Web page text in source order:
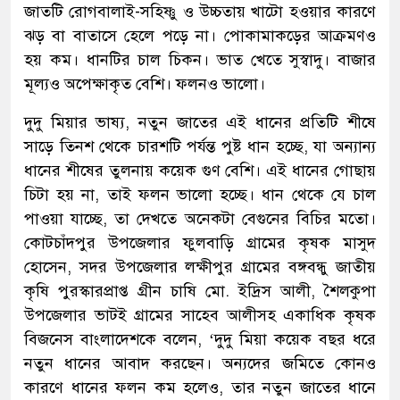
জাতটি রোগবালাই-সহিষ্ণু ও উচ্চতায় খাটো হওয়ার কারণে
ঝড় বা বাতাসে হেলে পড়ে না। পোকামাকড়ের আক্রমণও
হয় কম। ধানটির চাল চিকন। ভাত খেতে সুস্বাদু। বাজার
মূল্যও অপেক্ষাকৃত বেশি। ফলনও ভালো।
দুদু মিয়ার ভাষ্য, নতুন জাতের এই ধানের প্রতিটি শীষে
সাড়ে তিনশ থেকে চারশটি পর্যন্ত পুষ্ট ধান হচ্ছে, যা অন্যান্য
ধানের শীষের তুলনায় কয়েক গুণ বেশি। এই ধানের গোছায়
চিটা হয় না, তাই ফলন ভালো হচ্ছে। ধান থেকে যে চাল
পাওয়া যাচ্ছে, তা দেখতে অনেকটা বেগুনের বিচির মতো।
কোটচাঁদপুর উপজেলার ফুলবাড়ি গ্রামের কৃষক মাসুদ
হোসেন, সদর উপজেলার লক্ষীপুর গ্রামের বঙ্গবন্ধু জাতীয়
কৃষি পুরস্কারপ্রাপ্ত গ্রীন চাষি মো. ইদ্রিস আলী, শৈলকুপা
উপজেলার ভাটই গ্রামের সাহেব আলীসহ একাধিক কৃষক
বিজনেস বাংলাদেশকে বলেন, ‘দুদু মিয়া কয়েক বছর ধরে
নতুন ধানের আবাদ করছেন। অন্যদের জমিতে কোনও
কারণে ধানের ফলন কম হলেও, তার নতুন জাতের ধানে